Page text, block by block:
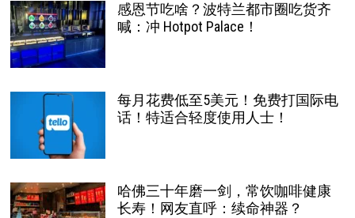
感恩节吃啥？波特兰都市圈吃货齐
喊：冲 Hotpot Palace！
每月花费低至5美元！免费打国际电
话！特适合轻度使用人士！
哈佛三十年磨一剑，常饮咖啡健康
长寿！网友直呼：续命神器？